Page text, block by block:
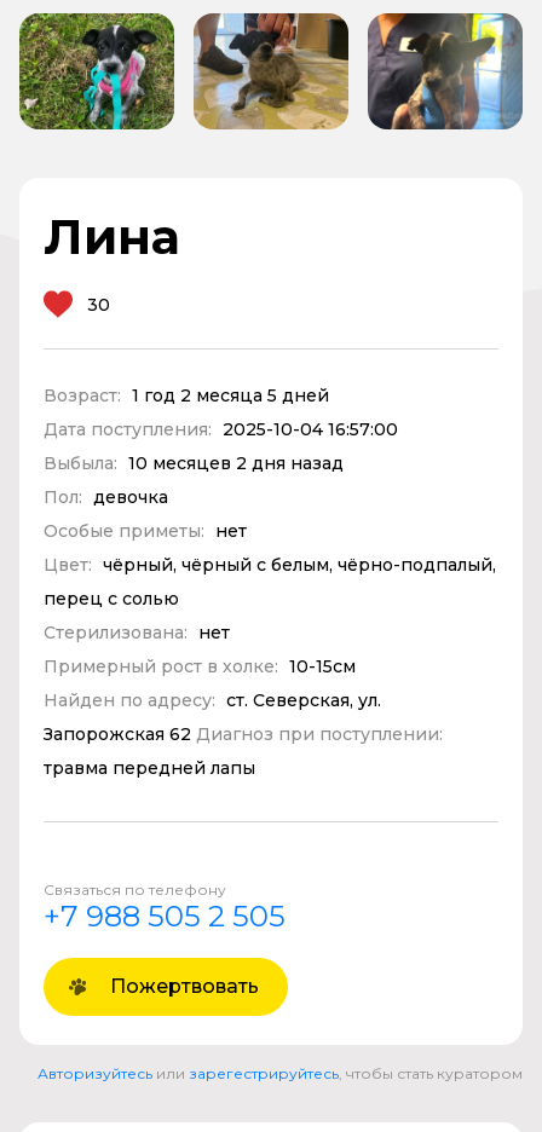
Лина
30
Возраст: 1 год 2 месяца 5 дней
Дата поступления:
2025-10-04 16:57:00
Выбыла: 10 месяцев 2 дня назад
Пол:
девочка
Особые приметы:
нет
Цвет: чёрный, чёрный с белым, чёрно-подпалый,
перец с солью
Стерилизована:
нет
Примерный рост в холке: 10-15см
Найден по адресу: ст. Северская, ул.
Запорожская 62 Диагноз при поступлении:
травма передней лапы
Связаться по телефону
+7 988 505 2 505
Пожертвовать
Авторизуйтесь или зарегестрируйтесь, чтобы стать куратором